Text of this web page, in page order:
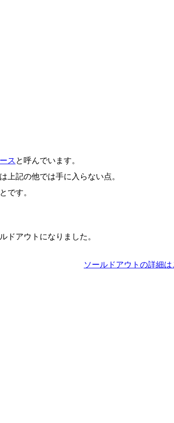
ス と呼んでいます。
上記の他では手に入らない点。
です。
ドアウトになりました。
ソールドアウトの詳細は